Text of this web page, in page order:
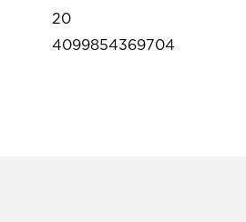
20
4099854369704